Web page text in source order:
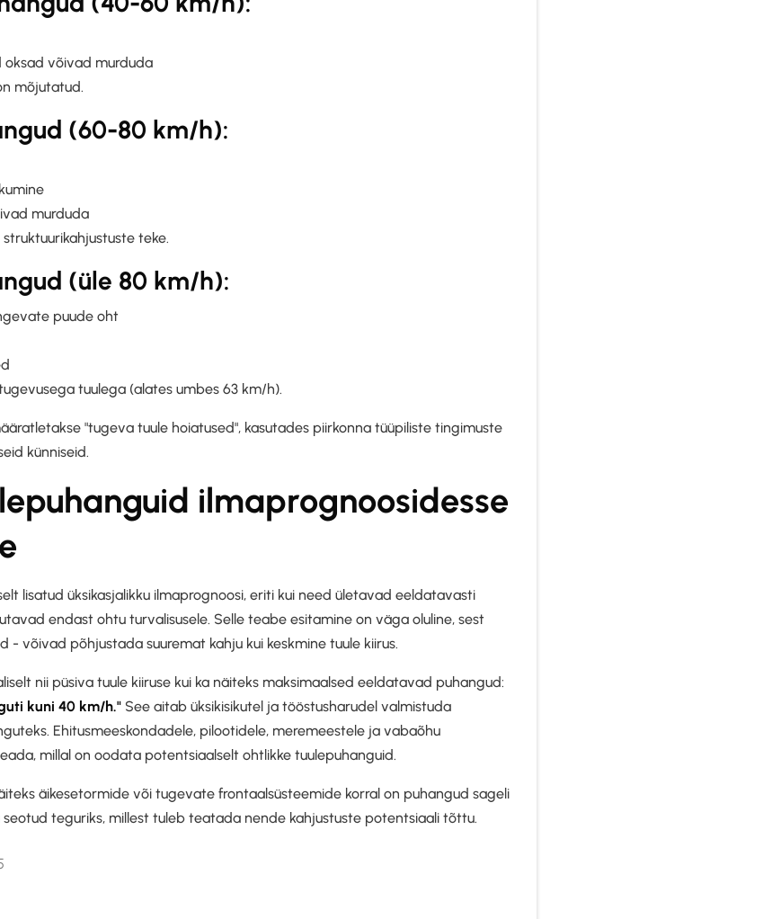
oksad võivad murduda
mõjutatud.
(60-80 km/h):
murduda
teke.
(üle 80 km/h):
puude oht
tuulega (alates umbes 63 km/h).
"tugeva tuule hoiatused", kasutades piirkonna tüüpiliste tingimuste
künniseid.
ilmaprognoosidesse
lisatud üksikasjalikku ilmaprognoosi, eriti kui need ületavad eeldatavasti
endast ohtu turvalisusele. Selle teabe esitamine on väga oluline, sest
- võivad põhjustada suuremat kahju kui keskmine tuule kiirus.
nii püsiva tuule kiiruse kui ka näiteks maksimaalsed eeldatavad puhangud:
kuni 40 km/h." See aitab üksikisikutel ja tööstusharudel valmistuda
Ehitusmeeskondadele, pilootidele, meremeestele ja vabaõhu
millal on oodata potentsiaalselt ohtlikke tuulepuhanguid.
äikesetormide või tugevate frontaalsüsteemide korral on puhangud sageli
seotud teguriks, millest tuleb teatada nende kahjustuste potentsiaali tõttu.